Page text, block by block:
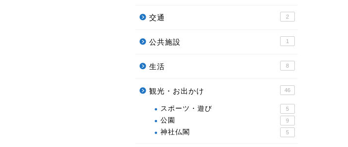
交通 2
公共施設 1
生活 8
観光・お出かけ 46
スポーツ・遊び 5
公園 9
神社仏閣 5